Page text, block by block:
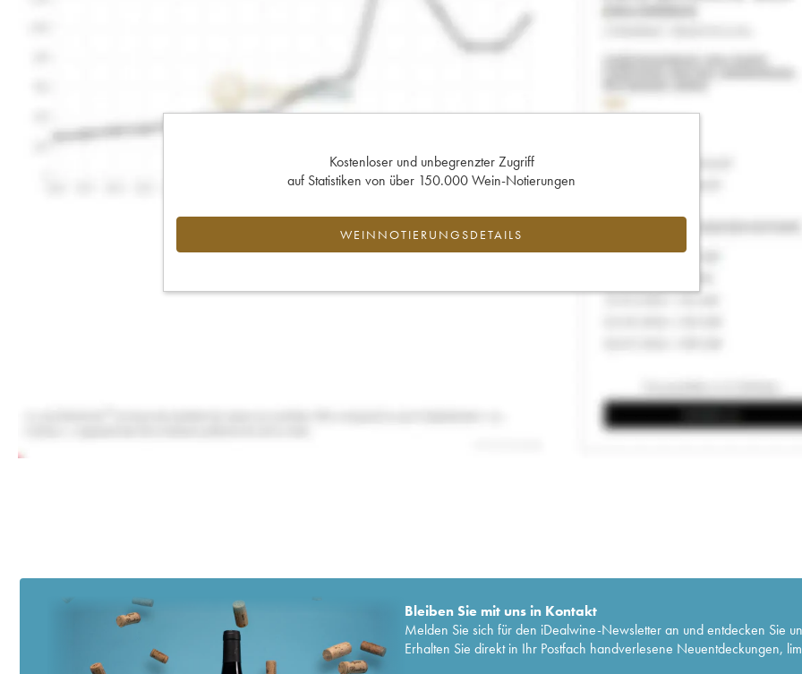
Kostenloser und unbegrenzter Zugriff
auf Statistiken von über 150.000 Wein-Notierungen
WEINNOTIERUNGSDETAILS
Bleiben Sie mit uns in Kontakt
Melden Sie sich für den iDealwine-Newsletter an und entdecken Sie
Erhalten Sie direkt in Ihr Postfach handverlesene Neuentdeckungen,